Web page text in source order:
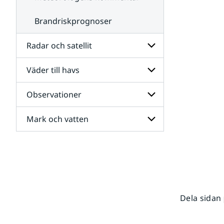
Brandriskprognoser
Radar och satellit
Undersidor
för
Radar
och
satellit
Väder till havs
Undersidor
för
Väder
till
havs
Observationer
Undersidor
för
Mark och vatten
Dela sidan